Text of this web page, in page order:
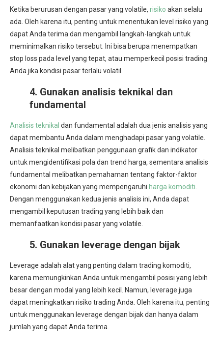
Ketika berurusan dengan pasar yang volatile, risiko akan selalu
ada. Oleh karena itu, penting untuk menentukan level risiko yang
dapat Anda terima dan mengambil langkah-langkah untuk
meminimalkan risiko tersebut. Ini bisa berupa menempatkan
stop loss pada level yang tepat, atau memperkecil posisi trading
Anda jika kondisi pasar terlalu volatil.
4. Gunakan analisis teknikal dan
fundamental
Analisis teknikal dan fundamental adalah dua jenis analisis yang
dapat membantu Anda dalam menghadapi pasar yang volatile.
Analisis teknikal melibatkan penggunaan grafik dan indikator
untuk mengidentifikasi pola dan trend harga, sementara analisis
fundamental melibatkan pemahaman tentang faktor-faktor
ekonomi dan kebijakan yang mempengaruhi harga komoditi
Dengan menggunakan kedua jenis analisis ini, Anda dapat
mengambil keputusan trading yang lebih baik dan
memanfaatkan kondisi pasar yang volatile.
5. Gunakan leverage dengan bijak
Leverage adalah alat yang penting dalam trading komoditi,
karena memungkinkan Anda untuk mengambil posisi yang lebih
besar dengan modal yang lebih kecil. Namun, leverage juga
dapat meningkatkan risiko trading Anda. Oleh karena itu, penting
untuk menggunakan leverage dengan bijak dan hanya dalam
jumlah yang dapat Anda terima.